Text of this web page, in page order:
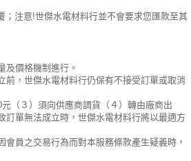
注意!世傑水電材料行並不會要求您匯款至其
及價格機制進行。
，世傑水電材料行仍保有不接受訂單或取消
（３）須向供應商調貨（４）轉由廠商出
訂單無法成立時，世傑水電材料行將以最適方
員之交易行為而對本服務條款產生疑義時，